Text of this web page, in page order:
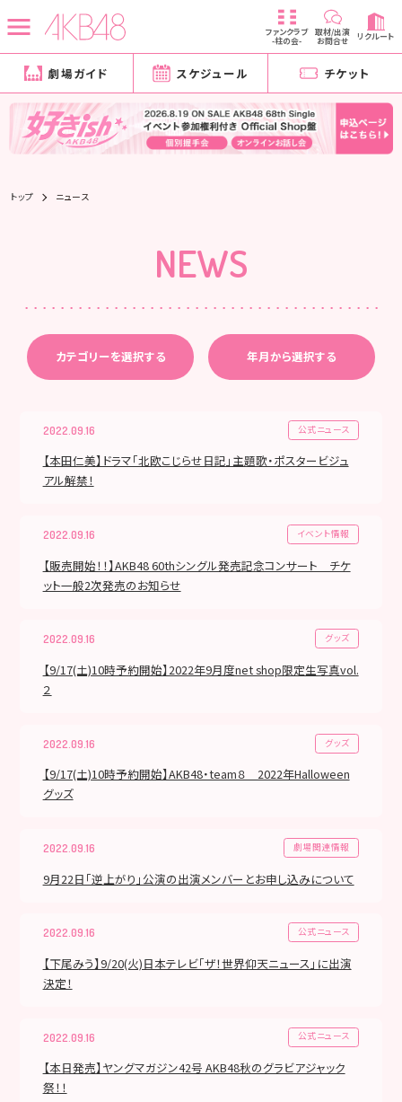
ファンクラブ
-柱の会-
取材/出演
お問合せ リクルート
劇場ガイド スケジュール チケット
トップ ニュース
NEWS
カテゴリーを選択する 年月から選択する
2022.09.16 公式ニュース
【本田仁美】ドラマ「北欧こじらせ日記」主題歌・ポスタービジュ
アル解禁！
2022.09.16 イベント情報
【販売開始！！】AKB48 60thシングル発売記念コンサート チケ
ット一般2次発売のお知らせ
2022.09.16 グッズ
【9/17(土)10時予約開始】2022年9月度net shop限定生写真vol.
２
2022.09.16 グッズ
【9/17(土)10時予約開始】AKB48・team８ 2022年Halloween
グッズ
2022.09.16 劇場関連情報
9月22日「逆上がり」公演の出演メンバーとお申し込みについて
2022.09.16 公式ニュース
【下尾みう】9/20(火)日本テレビ「ザ！世界仰天ニュース」に出演
決定！
2022.09.16 公式ニュース
【本日発売】ヤングマガジン42号 AKB48秋のグラビアジャック
祭！！